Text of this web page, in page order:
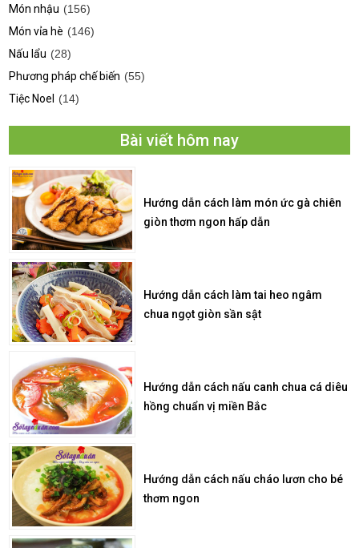
Món nhậu (156)
Món vỉa hè (146)
Nấu lẩu (28)
Phương pháp chế biến (55)
Tiệc Noel
(14)
Bài viết hôm nay
Hướng dẫn cách làm món ức gà chiên
giòn thơm ngon hấp dẫn
Hướng dẫn cách làm tai heo ngâm
chua ngọt giòn sần sật
Hướng dẫn cách nấu canh chua cá diêu
hồng chuẩn vị miền Bắc
Hướng dẫn cách nấu cháo lươn cho bé
thơm ngon